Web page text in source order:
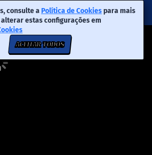
consulte a Política de Cookies para mais
estas configurações em
ACEITAR TODOS